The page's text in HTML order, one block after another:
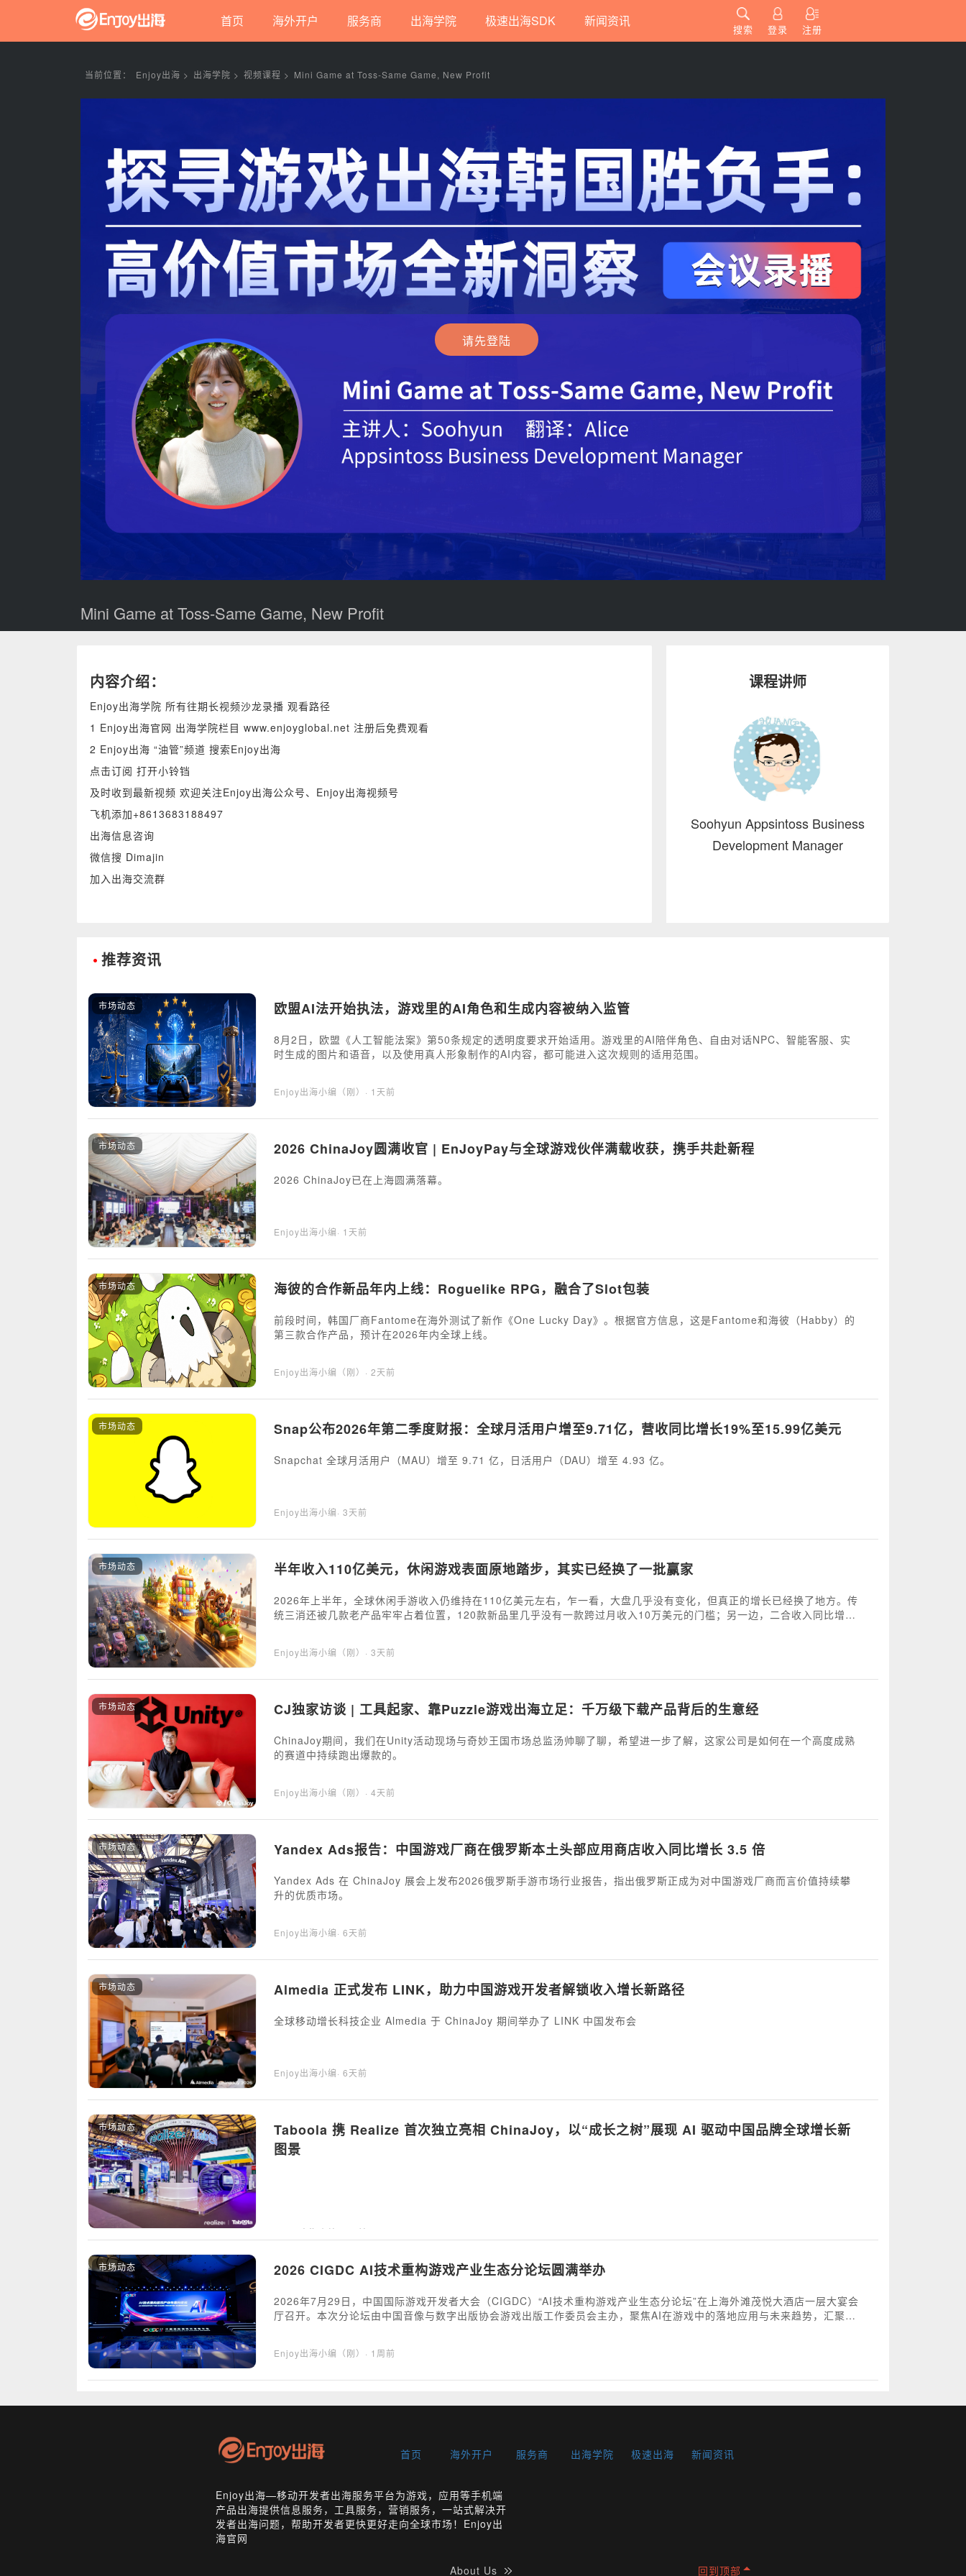
首页 海外开户 服务商 出海学院 极速出海SDK 新闻资讯
搜索 登录 注册
当前位置： Enjoy出海 > 出海学院 > 视频课程 > Mini Game at Toss-Same Game, New Profit
请先登陆 Play
Video
Mini Game at Toss-Same Game, New Profit
内容介绍：
Enjoy出海学院 所有往期长视频沙龙录播 观看路径
1 Enjoy出海官网 出海学院栏目 www.enjoyglobal.net 注册后免费观看
2 Enjoy出海 “油管”频道 搜索Enjoy出海
点击订阅 打开小铃铛
及时收到最新视频 欢迎关注Enjoy出海公众号、Enjoy出海视频号
飞机添加+8613683188497
出海信息咨询
微信搜 Dimajin
加入出海交流群
课程讲师
Soohyun Appsintoss Business
Development Manager
• 推荐资讯
市场动态 欧盟AI法开始执法，游戏里的AI角色和生成内容被纳入监管
8月2日，欧盟《人工智能法案》第50条规定的透明度要求开始适用。游戏里的AI陪伴角色、自由对话NPC、智能客服、实
时生成的图片和语音，以及使用真人形象制作的AI内容，都可能进入这次规则的适用范围。
Enjoy出海小编（刚） · 1天前
市场动态 2026 ChinaJoy圆满收官 | EnJoyPay与全球游戏伙伴满载收获，携手共赴新程
2026 ChinaJoy已在上海圆满落幕。
Enjoy出海小编· 1天前
市场动态 海彼的合作新品年内上线：Roguelike RPG，融合了Slot包装
前段时间，韩国厂商Fantome在海外测试了新作《One Lucky Day》。根据官方信息，这是Fantome和海彼（Habby）的
第三款合作产品，预计在2026年内全球上线。
Enjoy出海小编（刚） · 2天前
市场动态 Snap公布2026年第二季度财报：全球月活用户增至9.71亿，营收同比增长19%至15.99亿美元
Snapchat 全球月活用户（MAU）增至 9.71 亿，日活用户（DAU）增至 4.93 亿。
Enjoy出海小编· 3天前
市场动态 半年收入110亿美元，休闲游戏表面原地踏步，其实已经换了一批赢家
2026年上半年，全球休闲手游收入仍维持在110亿美元左右，乍一看，大盘几乎没有变化，但真正的增长已经换了地方。传
统三消还被几款老产品牢牢占着位置，120款新品里几乎没有一款跨过月收入10万美元的门槛；另一边，二合收入同比增长
Enjoy出海小编（刚） · 3天前
市场动态 CJ独家访谈 | 工具起家、靠Puzzle游戏出海立足：千万级下载产品背后的生意经
ChinaJoy期间，我们在Unity活动现场与奇妙王国市场总监汤帅聊了聊，希望进一步了解，这家公司是如何在一个高度成熟
的赛道中持续跑出爆款的。
Enjoy出海小编（刚） · 4天前
市场动态 Yandex Ads报告：中国游戏厂商在俄罗斯本土头部应用商店收入同比增长 3.5 倍
Yandex Ads 在 ChinaJoy 展会上发布2026俄罗斯手游市场行业报告，指出俄罗斯正成为对中国游戏厂商而言价值持续攀
升的优质市场。
Enjoy出海小编· 6天前
市场动态 Almedia 正式发布 LINK，助力中国游戏开发者解锁收入增长新路径
全球移动增长科技企业 Almedia 于 ChinaJoy 期间举办了 LINK 中国发布会
Enjoy出海小编· 6天前
市场动态
Taboola 携 Realize 首次独立亮相 ChinaJoy，以“成长之树”展现 AI 驱动中国品牌全球增长新
图景
Enjoy出海小编 · 6天前
市场动态 2026 CIGDC AI技术重构游戏产业生态分论坛圆满举办
2026年7月29日，中国国际游戏开发者大会（CIGDC）“AI技术重构游戏产业生态分论坛”在上海外滩茂悦大酒店一层大宴会
厅召开。本次分论坛由中国音像与数字出版协会游戏出版工作委员会主办，聚焦AI在游戏中的落地应用与未来趋势，汇聚全
Enjoy出海小编（刚） · 1周前
首页 海外开户 服务商 出海学院 极速出海 新闻资讯
Enjoy出海—移动开发者出海服务平台为游戏，应用等手机端
产品出海提供信息服务，工具服务，营销服务，一站式解决开
发者出海问题，帮助开发者更快更好走向全球市场！Enjoy出
海官网
About Us 回到顶部